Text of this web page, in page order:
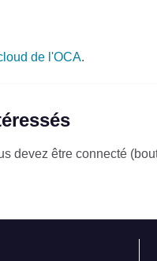
de l'OCA.
devez être connecté